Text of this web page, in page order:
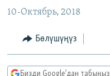
МАДАНИЯТ
ТВ ПРОГРАММАЛАР
БҮГҮН АЗАТТЫКТА
ПОДКАСТ
ӨЗГӨЧӨ ПИКИР
10-Октябрь, 2018
Бөлүшүңүз
Бизди Google'дан табыңыз